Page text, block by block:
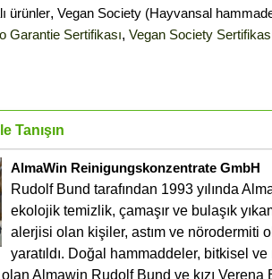
ürünler, Vegan Society (Hayvansal
Garantie Sertifikası, Vegan Society
Tanışın
AlmaWin Reinigungskonzentrate GmbH
Rudolf Bund tarafından 1993 yılında
ekolojik temizlik, çamaşır ve bulaşık
alerjisi olan kişiler, astım ve nörodermiti
yaratıldı. Doğal hammaddeler, bitkisel
Almawin Rudolf Bund ve kızı Verena